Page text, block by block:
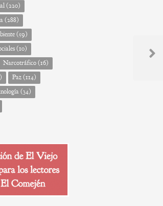
(220)
(288)
(59)
(10)
Narcotráfico(16)
Paz(114)
(34)